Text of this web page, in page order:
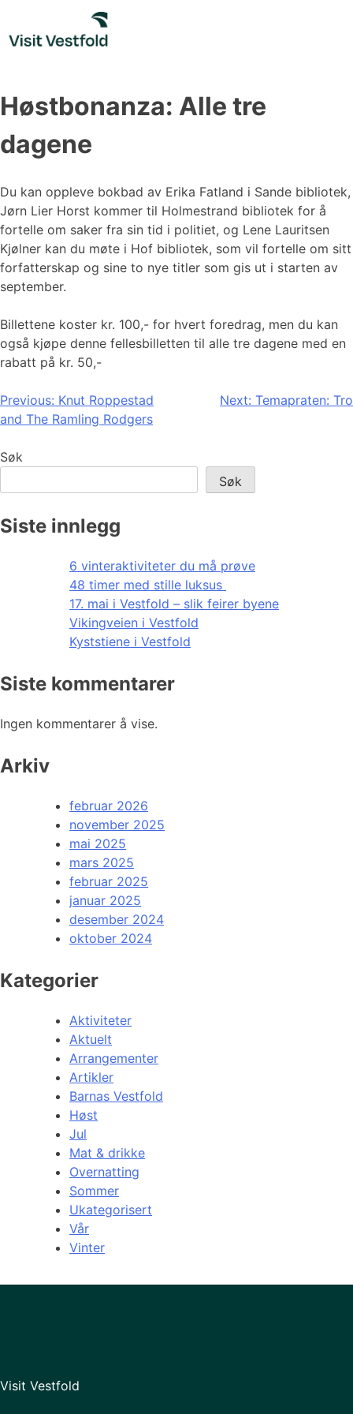
content
Høstbonanza: Alle tre
dagene
Du kan oppleve bokbad av Erika Fatland i Sande bibliotek,
Jørn Lier Horst kommer til Holmestrand bibliotek for å
fortelle om saker fra sin tid i politiet, og Lene Lauritsen
Kjølner kan du møte i Hof bibliotek, som vil fortelle om sitt
forfatterskap og sine to nye titler som gis ut i starten av
september.
Billettene koster kr. 100,- for hvert foredrag, men du kan
også kjøpe denne fellesbilletten til alle tre dagene med en
rabatt på kr. 50,-
Innleggsnavigasjon
Previous: Knut Roppestad
and The Ramling Rodgers
Next: Temapraten: Tro
Søk
Søk
Siste innlegg
6 vinteraktiviteter du må prøve
48 timer med stille luksus
17. mai i Vestfold – slik feirer byene
Vikingveien i Vestfold
Kyststiene i Vestfold
Siste kommentarer
Ingen kommentarer å vise.
Arkiv
februar 2026
november 2025
mai 2025
mars 2025
februar 2025
januar 2025
desember 2024
oktober 2024
Kategorier
Aktiviteter
Aktuelt
Arrangementer
Artikler
Barnas Vestfold
Høst
Jul
Mat & drikke
Overnatting
Sommer
Ukategorisert
Vår
Vinter
Visit Vestfold